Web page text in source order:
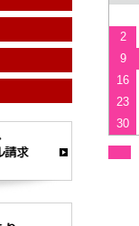
2
9
16
23
30